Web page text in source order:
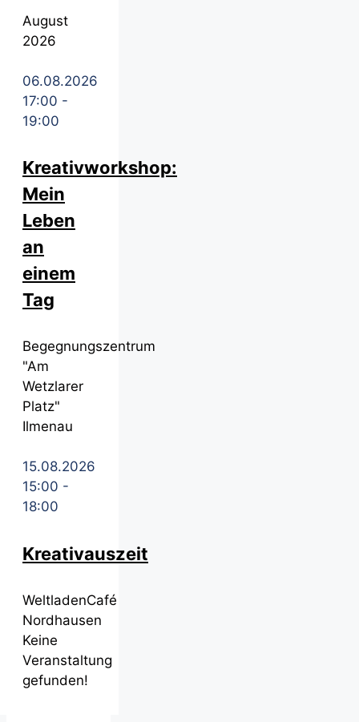
August
2026
06.08.2026
17:00 -
19:00
Kreativworkshop:
Mein
Leben
an
einem
Tag
Begegnungszentrum
"Am
Wetzlarer
Platz"
Ilmenau
15.08.2026
15:00 -
18:00
Kreativauszeit
WeltladenCafé
Nordhausen
Keine
Veranstaltung
gefunden!